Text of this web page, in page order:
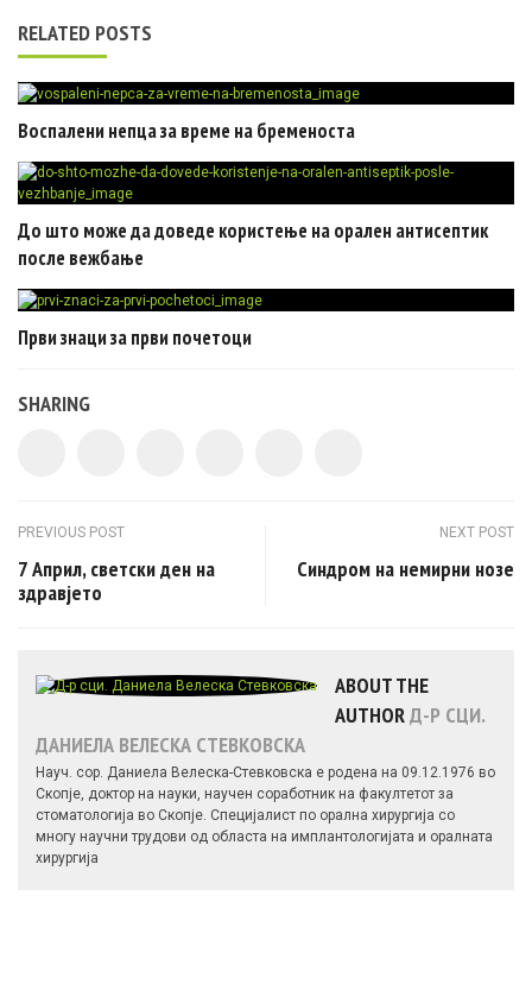
RELATED POSTS
Воспалени непца за време на бременоста
До што може да доведе користење на орален антисептик
после вежбање
Први знаци за први почетоци
SHARING
Post navigation
PREVIOUS POST
7 Април, светски ден на
здравјето
NEXT POST
Синдром на немирни нозе
ABOUT THE
AUTHORД-Р СЦИ.
ДАНИЕЛА ВЕЛЕСКА СТЕВКОВСКА
Науч. сор. Даниела Велеска-Стевковска е родена на 09.12.1976 во
Скопје, доктор на науки, научен соработник на факултетот за
стоматологија во Скопје. Специјалист по орална хирургија со
многу научни трудови од областа на имплантологијата и оралната
хирургија